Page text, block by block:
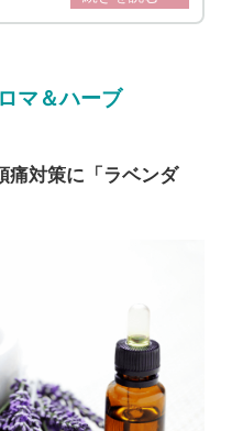
マ＆ハーブ
痛対策に「ラベンダ